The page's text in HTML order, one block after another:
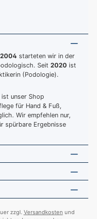
2004 starteten wir in der
Seit 2020 ist
(Podologie).
ist unser Shop
für Hand & Fuß,
Wir empfehlen nur,
spürbare Ergebnisse
zzgl. Versandkosten und